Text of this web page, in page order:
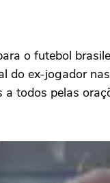
o futebol
ex-jogador
todos pelas